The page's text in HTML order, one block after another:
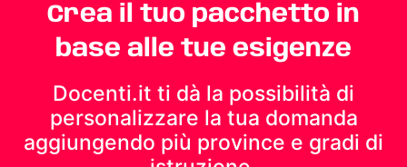
Crea il tuo pacchetto in
base alle tue esigenze
Docenti.it ti dà la possibilità di
personalizzare la tua domanda
aggiungendo più province e gradi di